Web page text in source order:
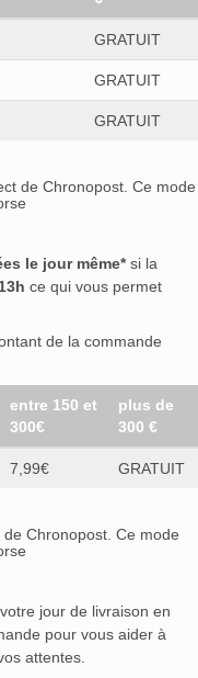
GRATUIT
GRATUIT
GRATUIT
de Chronopost. Ce mode
le jour même*si la
ce qui vous permet
de la commande
entre 150 et
300€
plus de
300 €
7,99€ GRATUIT
Chronopost. Ce mode
jour de livraison en
pour vous aider à
attentes.